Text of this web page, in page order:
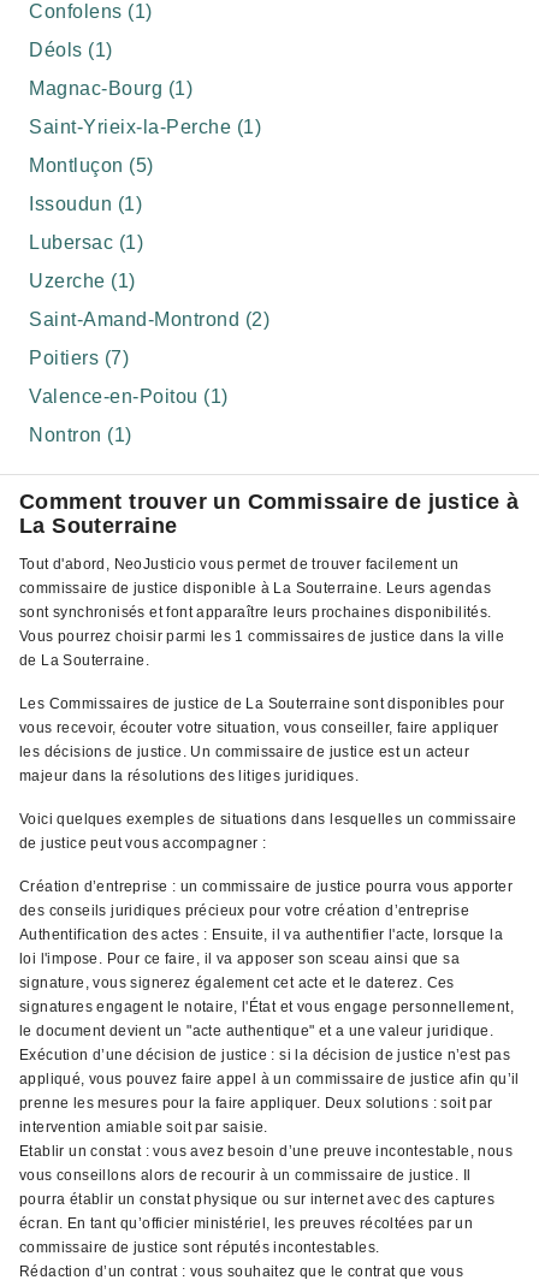
Confolens (1)
Déols (1)
Magnac-Bourg (1)
Saint-Yrieix-la-Perche (1)
Montluçon (5)
Issoudun (1)
Lubersac (1)
Uzerche (1)
Saint-Amand-Montrond (2)
Poitiers (7)
Valence-en-Poitou (1)
Nontron (1)
Comment trouver un Commissaire de justice à
La Souterraine
Tout d'abord, NeoJusticio vous permet de trouver facilement un
commissaire de justice disponible à La Souterraine. Leurs agendas
sont synchronisés et font apparaître leurs prochaines disponibilités.
Vous pourrez choisir parmi les 1 commissaires de justice dans la ville
de La Souterraine.
Les Commissaires de justice de La Souterraine sont disponibles pour
vous recevoir, écouter votre situation, vous conseiller, faire appliquer
les décisions de justice. Un commissaire de justice est un acteur
majeur dans la résolutions des litiges juridiques.
Voici quelques exemples de situations dans lesquelles un commissaire
de justice peut vous accompagner :
Création d’entreprise : un commissaire de justice pourra vous apporter
des conseils juridiques précieux pour votre création d’entreprise
Authentification des actes : Ensuite, il va authentifier l'acte, lorsque la
loi l'impose. Pour ce faire, il va apposer son sceau ainsi que sa
signature, vous signerez également cet acte et le daterez. Ces
signatures engagent le notaire, l'État et vous engage personnellement,
le document devient un "acte authentique" et a une valeur juridique.
Exécution d’une décision de justice : si la décision de justice n’est pas
appliqué, vous pouvez faire appel à un commissaire de justice afin qu’il
prenne les mesures pour la faire appliquer. Deux solutions : soit par
intervention amiable soit par saisie.
Etablir un constat : vous avez besoin d’une preuve incontestable, nous
vous conseillons alors de recourir à un commissaire de justice. Il
pourra établir un constat physique ou sur internet avec des captures
écran. En tant qu’officier ministériel, les preuves récoltées par un
commissaire de justice sont réputés incontestables.
Rédaction d’un contrat : vous souhaitez que le contrat que vous